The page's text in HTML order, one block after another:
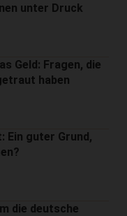
unter Druck
Geld: Fragen, die
haben
Ein guter Grund,
die deutsche